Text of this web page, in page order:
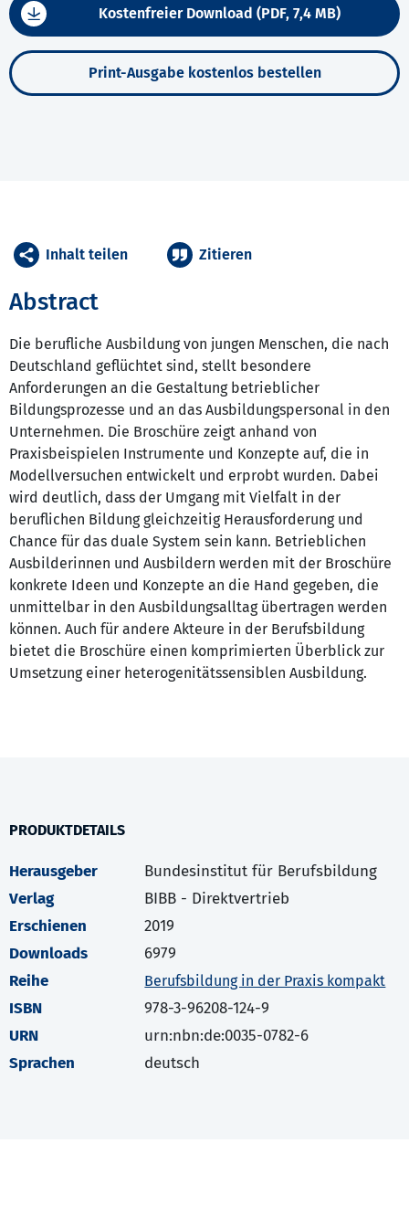
Kostenfreier Download (PDF, 7,4 MB)
Print-Ausgabe kostenlos bestellen
Abstract
Die berufliche Ausbildung von jungen Menschen, die nach
Deutschland geflüchtet sind, stellt besondere
Anforderungen an die Gestaltung betrieblicher
Bildungsprozesse und an das Ausbildungspersonal in den
Unternehmen. Die Broschüre zeigt anhand von
Praxisbeispielen Instrumente und Konzepte auf, die in
Modellversuchen entwickelt und erprobt wurden. Dabei
wird deutlich, dass der Umgang mit Vielfalt in der
beruflichen Bildung gleichzeitig Herausforderung und
Chance für das duale System sein kann. Betrieblichen
Ausbilderinnen und Ausbildern werden mit der Broschüre
konkrete Ideen und Konzepte an die Hand gegeben, die
unmittelbar in den Ausbildungsalltag übertragen werden
können. Auch für andere Akteure in der Berufsbildung
bietet die Broschüre einen komprimierten Überblick zur
Umsetzung einer heterogenitätssensiblen Ausbildung.
Inhalt teilen Zitieren
PRODUKTDETAILS
Herausgeber
Bundesinstitut für Berufsbildung
Verlag
BIBB - Direktvertrieb
Erschienen
2019
Downloads
6979
Reihe
Berufsbildung in der Praxis kompakt
ISBN
978-3-96208-124-9
URN
urn:nbn:de:0035-0782-6
Sprachen
deutsch